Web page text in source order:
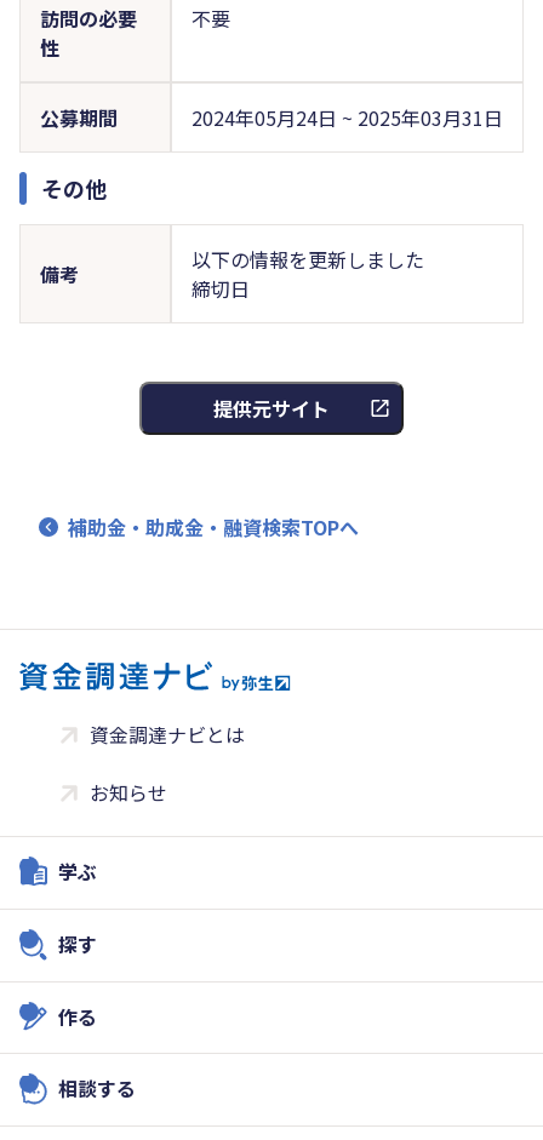
訪問の必要
性
不要
公募期間 2024年05月24日 ~ 2025年03月31日
その他
備考
以下の情報を更新しました
締切日
提供元サイト
補助金・助成金・融資検索TOPへ
資金調達ナビとは
お知らせ
学ぶ
探す
作る
相談する